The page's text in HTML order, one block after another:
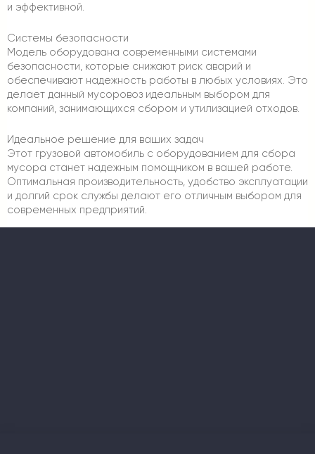
и эффективной.
Системы безопасности
Модель оборудована современными системами
безопасности, которые снижают риск аварий и
обеспечивают надежность работы в любых условиях. Это
делает данный мусоровоз идеальным выбором для
компаний, занимающихся сбором и утилизацией отходов.
Идеальное решение для ваших задач
Этот грузовой автомобиль с оборудованием для сбора
мусора станет надежным помощником в вашей работе.
Оптимальная производительность, удобство эксплуатации
и долгий срок службы делают его отличным выбором для
современных предприятий.